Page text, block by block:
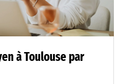
à Toulouse par